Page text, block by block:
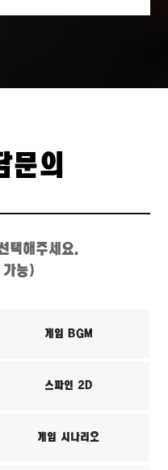
문의
택해주세요.
능)
게임 BGM
스파인 2D
게임 시나리오